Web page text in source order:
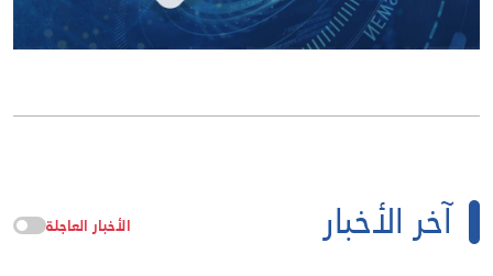
آخر الأخبار الأخبار العاجلة